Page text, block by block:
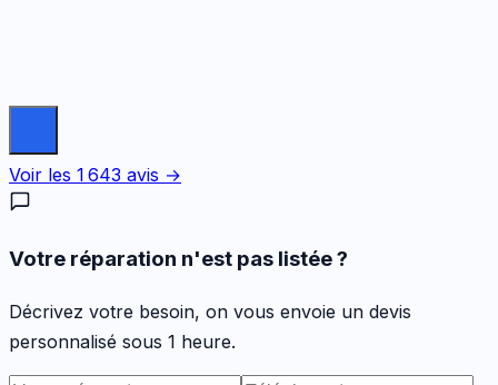
Voir les 1 643 avis →
Votre réparation n'est pas listée ?
Décrivez votre besoin, on vous envoie un devis
personnalisé sous 1 heure.